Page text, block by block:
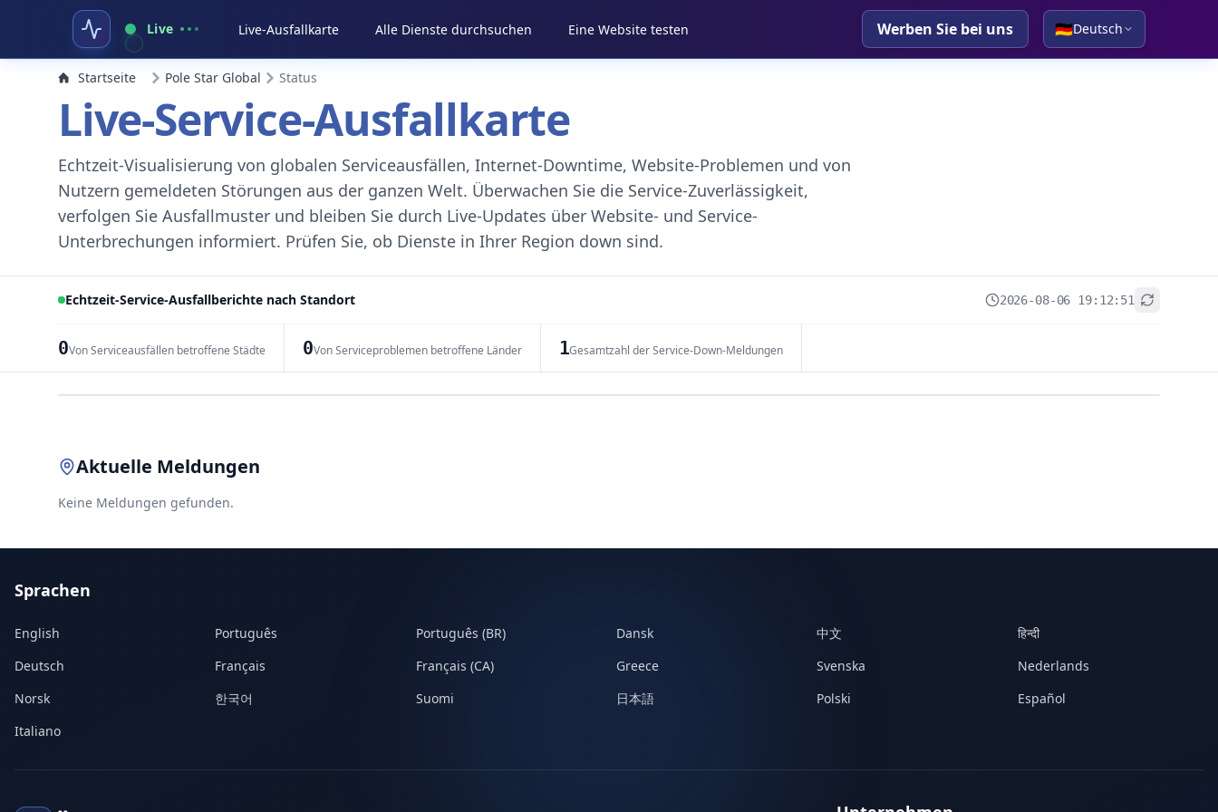
Live Live-Ausfallkarte Alle Dienste durchsuchen Eine Website testen Werben Sie bei uns 🇩🇪Deutsch
Startseite Pole Star Global Status
Live-Service-Ausfallkarte
Echtzeit-Visualisierung von globalen Serviceausfällen, Internet-Downtime, Website-Problemen und von
Nutzern gemeldeten Störungen aus der ganzen Welt. Überwachen Sie die Service-Zuverlässigkeit,
verfolgen Sie Ausfallmuster und bleiben Sie durch Live-Updates über Website- und Service-
Unterbrechungen informiert. Prüfen Sie, ob Dienste in Ihrer Region down sind.
Echtzeit-Service-Ausfallberichte nach Standort 2026-08-06 19:12:51
0Von Serviceausfällen betroffene Städte 0Von Serviceproblemen betroffene Länder 1Gesamtzahl der Service-Down-Meldungen
Aktuelle Meldungen
Keine Meldungen gefunden.
Sprachen
English Português Português (BR) Dansk 中文
हिन्दी
Deutsch
Français Français (CA) Greece Svenska
Nederlands
Norsk
한국어 Suomi 日本語 Polski
Español
Italiano